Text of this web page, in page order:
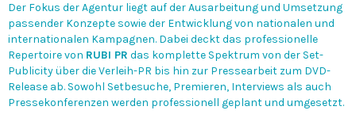
Der Fokus der Agentur liegt auf der Ausarbeitung und Umsetzung
passender Konzepte sowie der Entwicklung von nationalen und
internationalen Kampagnen. Dabei deckt das professionelle
Repertoire von RUBI PR das komplette Spektrum von der Set-
Publicity über die Verleih-PR bis hin zur Pressearbeit zum DVD-
Release ab. Sowohl Setbesuche, Premieren, Interviews als auch
Pressekonferenzen werden professionell geplant und umgesetzt.